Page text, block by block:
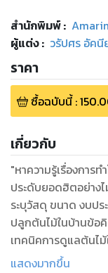
สำนักพิมพ์:
ผู้แต่ง : วรัปศร อัคนี
ราคา
ซื้อฉบับนี้:
เกี่ยวกับ
"หาความรู้เรื่องการท
ประดับยอดฮิตอย่างไม้ใบและแคคตัส
ระบุวัสดุ ขนาด งบปร
ปลูกต้นไม้ในบ้านข้อ
เทคนิคการดูแลต้นไ
พร้อมสร้างจริง 5 แ
แสดงมากขึ้น